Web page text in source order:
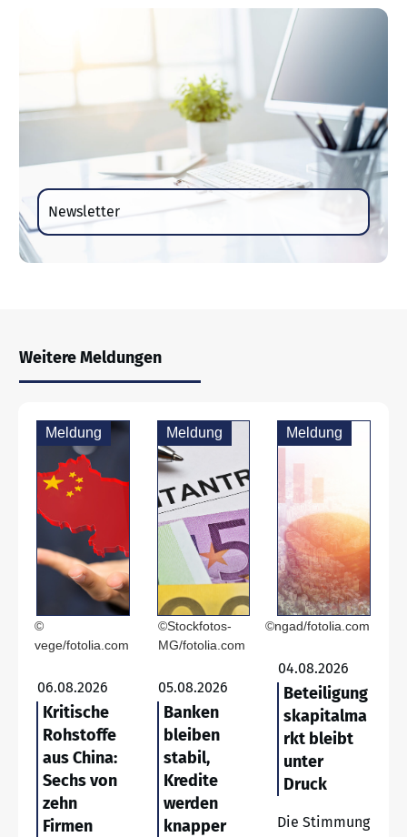
Newsletter
Weitere Meldungen
Meldung
©
vege/fotolia.com
06.08.2026
Kritische
Rohstoffe
aus China:
Sechs von
zehn
Firmen
Meldung
©Stockfotos-
MG/fotolia.com
05.08.2026
Banken
bleiben
stabil,
Kredite
werden
knapper
Meldung
©ngad/fotolia.com
04.08.2026
Beteiligung
skapitalma
rkt bleibt
unter
Druck
Die Stimmung